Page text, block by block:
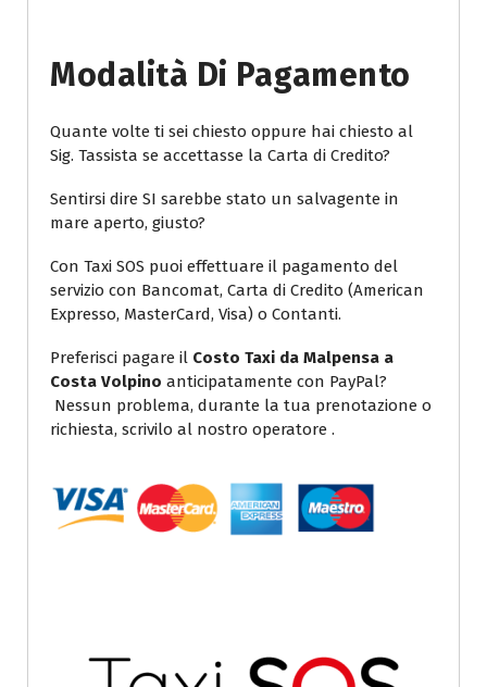
Modalità Di Pagamento
Quante volte ti sei chiesto oppure hai chiesto al
Sig. Tassista se accettasse la Carta di Credito?
Sentirsi dire SI sarebbe stato un salvagente in
mare aperto, giusto?
Con Taxi SOS puoi effettuare il pagamento del
servizio con Bancomat, Carta di Credito (American
Expresso, MasterCard, Visa) o Contanti.
Preferisci pagare il Costo Taxi da Malpensa a
Costa Volpino anticipatamente con PayPal?
Nessun problema, durante la tua prenotazione o
richiesta, scrivilo al nostro operatore .